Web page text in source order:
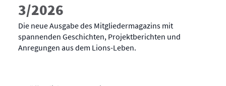
3/2026
Die neue Ausgabe des Mitgliedermagazins mit
spannenden Geschichten, Projektberichten und
Anregungen aus dem Lions-Leben.